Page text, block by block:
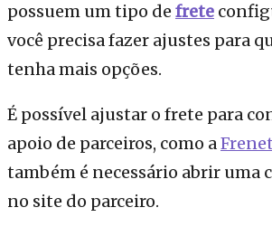
possuem um tipo de frete
você precisa fazer ajustes para
tenha mais opções.
É possível ajustar o frete para
apoio de parceiros, como aFrenet
também é necessário abrir uma
no site do parceiro.